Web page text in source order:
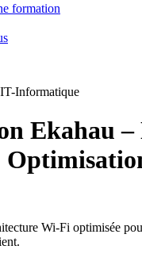
formation
Informatique
Ekahau –
Wi-Fi optimisée